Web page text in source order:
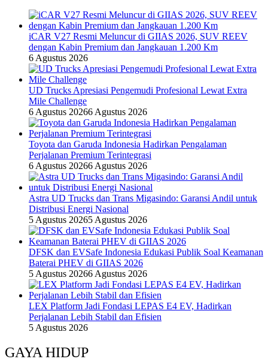
iCAR V27 Resmi Meluncur di GIIAS 2026, SUV REEV
dengan Kabin Premium dan Jangkauan 1.200 Km
6 Agustus 2026
UD Trucks Apresiasi Pengemudi Profesional Lewat Extra
Mile Challenge
6 Agustus 20266 Agustus 2026
Toyota dan Garuda Indonesia Hadirkan Pengalaman
Perjalanan Premium Terintegrasi
6 Agustus 20266 Agustus 2026
Astra UD Trucks dan Trans Migasindo: Garansi Andil untuk
Distribusi Energi Nasional
5 Agustus 20265 Agustus 2026
DFSK dan EVSafe Indonesia Edukasi Publik Soal Keamanan
Baterai PHEV di GIIAS 2026
5 Agustus 20266 Agustus 2026
LEX Platform Jadi Fondasi LEPAS E4 EV, Hadirkan
Perjalanan Lebih Stabil dan Efisien
5 Agustus 2026
GAYA HIDUP